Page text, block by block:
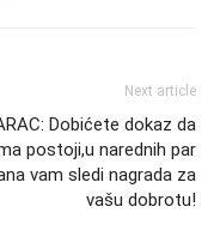
Next article
Dobićete dokaz da
postoji,u narednih par
vam sledi nagrada za
vašu dobrotu!